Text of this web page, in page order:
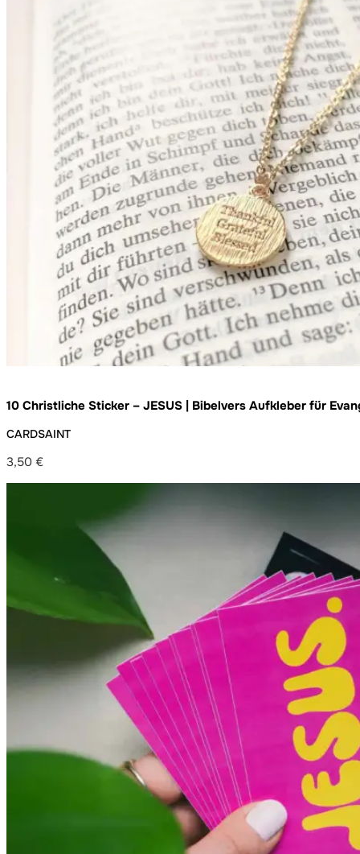
10 Christliche Sticker – JESUS | Bibelvers Aufkleber für
CARDSAINT
3,50 €